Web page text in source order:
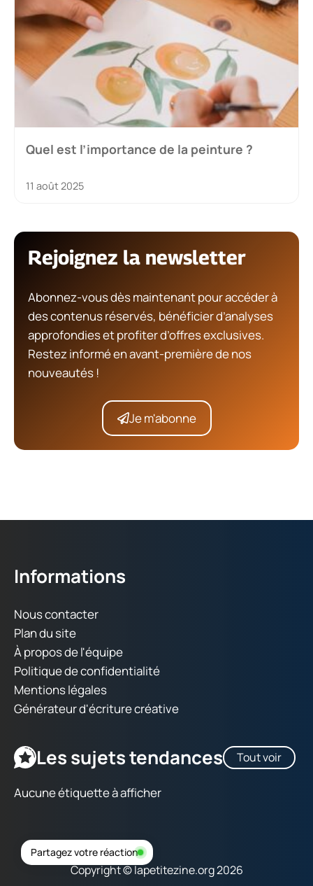
Quel est l’importance de la peinture ?
11 août 2025
Rejoignez la newsletter
Abonnez-vous dès maintenant pour accéder à
des contenus réservés, bénéficier d’analyses
approfondies et profiter d’offres exclusives.
Restez informé en avant-première de nos
nouveautés !
Je m'abonne
Informations
Nous contacter
Plan du site
À propos de l'équipe
Politique de confidentialité
Mentions légales
Générateur d'écriture créative
Les sujets tendances Tout voir
Aucune étiquette à afficher
Copyright © lapetitezine.org 2026
Partagez votre réaction